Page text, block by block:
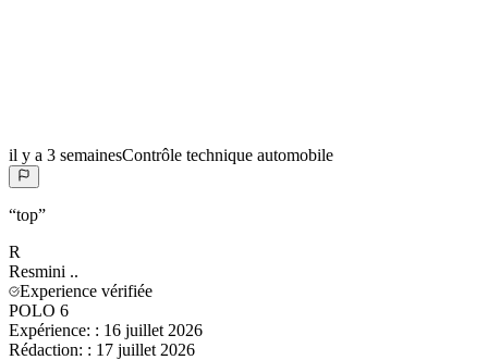
il y a 3 semainesContrôle technique automobile
“top”
R
Resmini ..
Experience vérifiée
POLO 6
Expérience: : 16 juillet 2026
Rédaction: : 17 juillet 2026